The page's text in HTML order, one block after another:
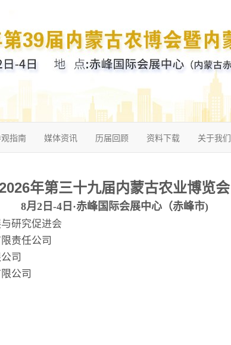
指南 媒体资讯 历届回顾 资料下载 关于我们
年第三十九届内蒙古农业博览会
8月2日-4日·赤峰国际会展中心（赤峰市)
研究促进会
责任公司
司
公司